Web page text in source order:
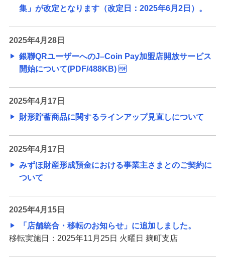
集」が改定となります（改定日：2025年6月2日）。
2025年4月28日
銀聯QRユーザーへのJ–Coin Pay加盟店開放サービス
開始について(PDF/488KB)
2025年4月17日
財形貯蓄商品に関するラインアップ見直しについて
2025年4月17日
みずほ財産形成預金における事業主さまとのご契約に
ついて
2025年4月15日
「店舗統合・移転のお知らせ」に追加しました。
移転実施日：2025年11月25日 火曜日 麹町支店